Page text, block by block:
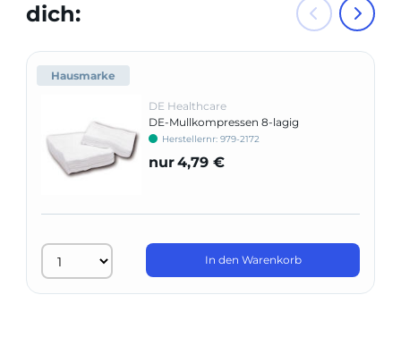
dich:
Hausmarke
DE Healthcare
DE-Mullkompressen 8-lagig
Herstellernr: 979-2172
nur4,79 €
In den Warenkorb